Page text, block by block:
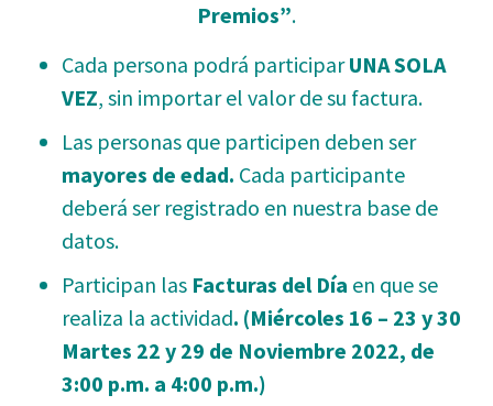
Premios”.
Cada persona podrá participarUNA SOLA
VEZ, sin importar el valor de su factura.
Las personas que participen deben ser
mayores de edad. Cada participante
deberá ser registrado en nuestra base de
datos.
Participan las Facturas del Día en que se
realiza la actividad. (Miércoles 16 – 23 y 30
Martes 22 y 29 de Noviembre 2022, de
3:00 p.m. a 4:00 p.m.)